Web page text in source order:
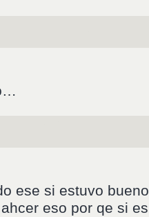
ese si estuvo
eso por qe si